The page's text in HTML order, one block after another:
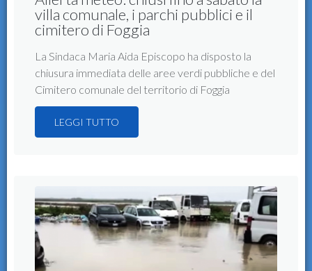
villa comunale, i parchi pubblici e il
cimitero di Foggia
La Sindaca Maria Aida Episcopo ha disposto la
chiusura immediata delle aree verdi pubbliche e del
Cimitero comunale del territorio di Foggia
LEGGI TUTTO